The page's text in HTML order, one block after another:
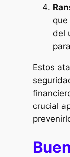
que
del
Estos
crucial